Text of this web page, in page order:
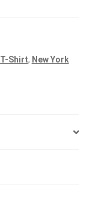
Shirt, New York